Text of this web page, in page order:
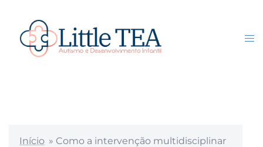
conteúdo
Search
Início » Como a intervenção multidisciplinar